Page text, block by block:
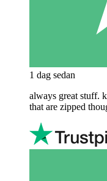
1 dag sedan
always great stuff.
that are zipped